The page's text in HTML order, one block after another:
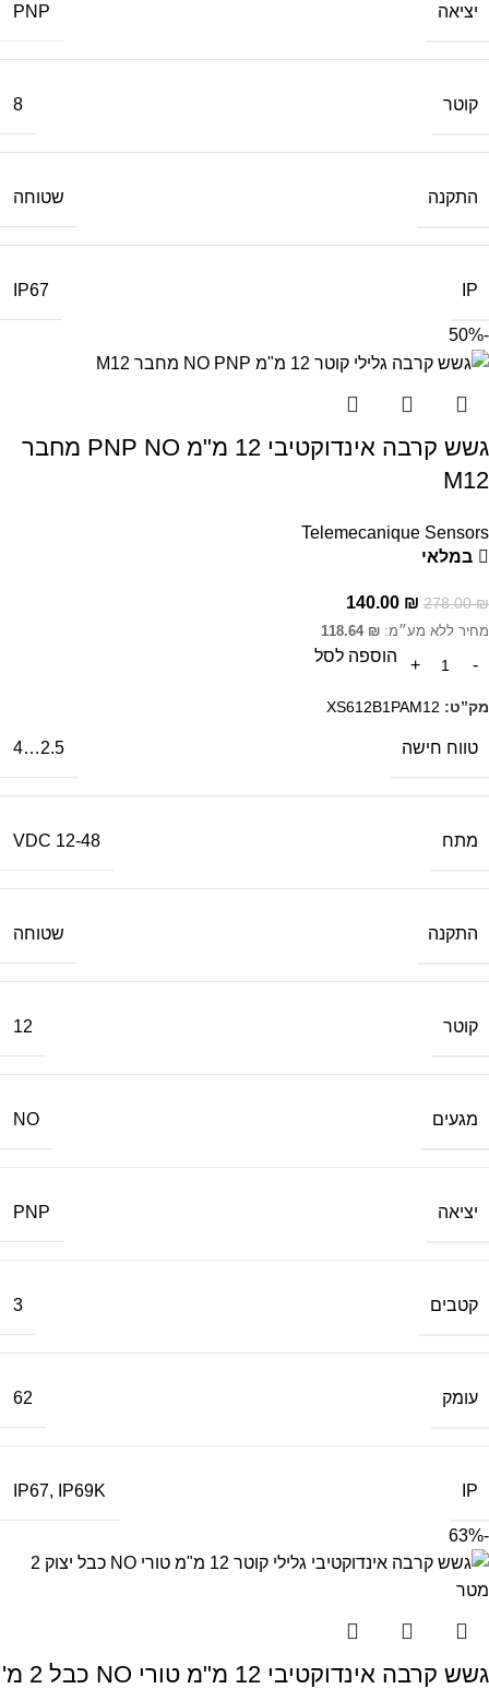
יציאה PNP
קוטר 8
התקנה שטוחה
IP
IP67
-50%
גשש קרבה אינדוקטיבי 12 מ"מ PNP NO מחבר
M12
Telemecanique Sensors
במלאי
278.00₪
140.00 ₪
מחיר ללא מע״מ: 118.64 ₪
הוספה לסל
מק”ט: XS612B1PAM12
טווח חישה 2.5…4
מתח 12-48 VDC
התקנה שטוחה
קוטר 12
מגעים NO
יציאה PNP
קטבים 3
עומק 62
IP
IP67, IP69K
-63%
גשש קרבה אינדוקטיבי 12 מ"מ טורי NO כבל 2 מ'